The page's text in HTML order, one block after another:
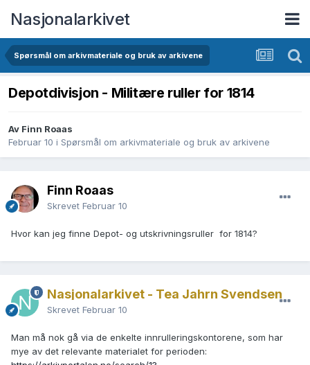
Nasjonalarkivet
Spørsmål om arkivmateriale og bruk av arkivene
Depotdivisjon - Militære ruller for 1814
Av Finn Roaas
Februar 10 i Spørsmål om arkivmateriale og bruk av arkivene
Finn Roaas
Skrevet Februar 10
Hvor kan jeg finne Depot- og utskrivningsruller for 1814?
Nasjonalarkivet - Tea Jahrn Svendsen
Skrevet Februar 10
Man må nok gå via de enkelte innrulleringskontorene, som har
mye av det relevante materialet for perioden: